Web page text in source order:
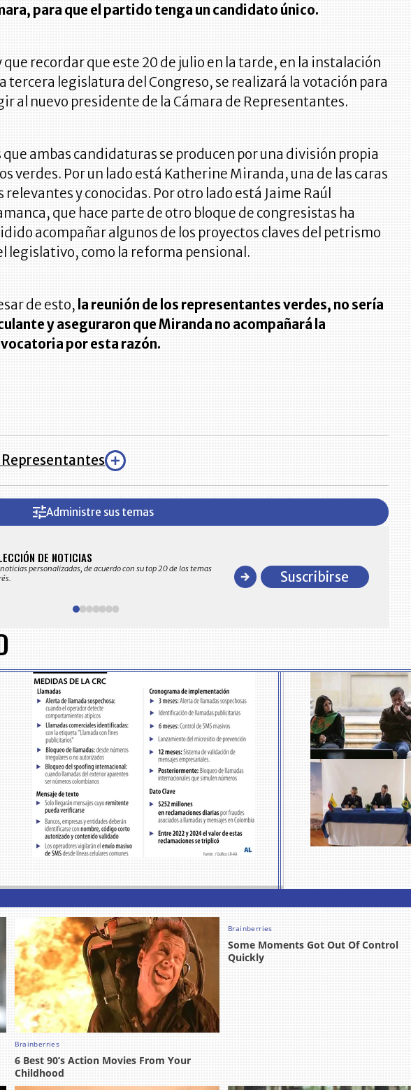
para que el partido tenga un candidato único.
que recordar que este 20 de julio en la tarde, en la instalación
tercera legislatura del Congreso, se realizará la votación para
al nuevo presidente de la Cámara de Representantes.
que ambas candidaturas se producen por una división propia
verdes. Por un lado está Katherine Miranda, una de las caras
relevantes y conocidas. Por otro lado está Jaime Raúl
que hace parte de otro bloque de congresistas ha
acompañar algunos de los proyectos claves del petrismo
legislativo, como la reforma pensional.
de esto, la reunión de los representantes verdes, no sería
y aseguraron que Miranda no acompañará la
por esta razón.
Representantes
Administre sus temas
DE NOTICIAS
noticias personalizadas, de acuerdo con su top 20 de los temas
comportamiento general y detallado de las 10.000
en ventas en ColombiaSuscribirse